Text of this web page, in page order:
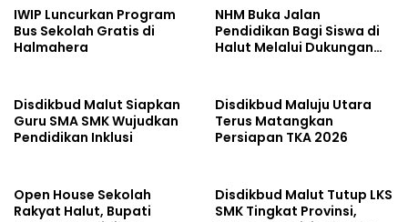
IWIP Luncurkan Program
Bus Sekolah Gratis di
Halmahera
NHM Buka Jalan
Pendidikan Bagi Siswa di
Halut Melalui Dukungan
Disdikbud Malut Siapkan
Guru SMA SMK Wujudkan
Pendidikan Inklusi
Disdikbud Maluju Utara
Terus Matangkan
Persiapan TKA 2026
Open House Sekolah
Rakyat Halut, Bupati
Disdikbud Malut Tutup LKS
SMK Tingkat Provinsi,